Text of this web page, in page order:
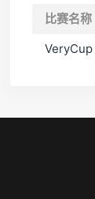
比赛名称
VeryCup